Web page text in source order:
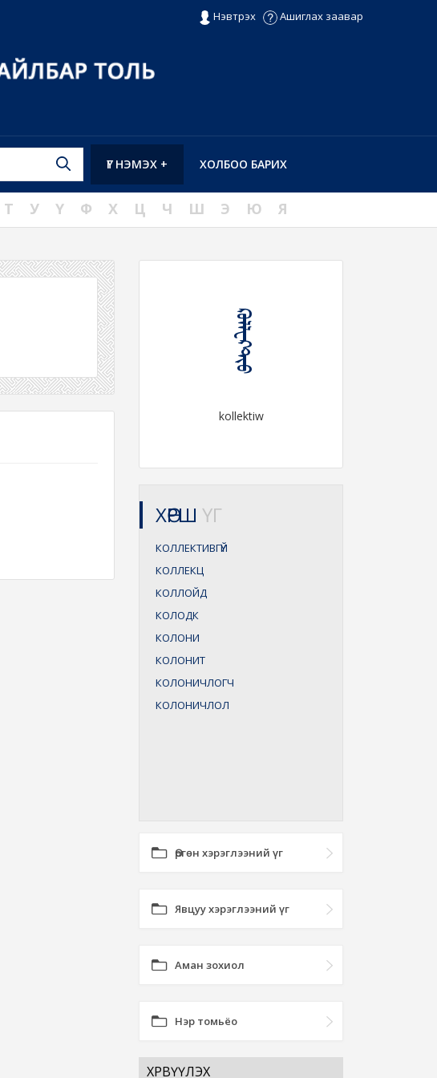
Нэвтрэх Ашиглах заавар
ХОЛБОО БАРИХ
ҮГ НЭМЭХ +
Т У Ү Ф Х Ц Ч Ш Э Ю Я
ᠺᠣᠯᠯᠧᠺᠲ᠋ᠢᠸ᠋
kollektiw
ХӨРШ ҮГ
КОЛЛЕКТИВГҮЙ
КОЛЛЕКЦ
КОЛЛОЙД
КОЛОДК
КОЛОНИ
КОЛОНИТ
КОЛОНИЧЛОГЧ
КОЛОНИЧЛОЛ
Өргөн хэрэглээний үг
Явцуу хэрэглээний үг
Аман зохиол
Нэр томьёо
ХӨРВҮҮЛЭХ